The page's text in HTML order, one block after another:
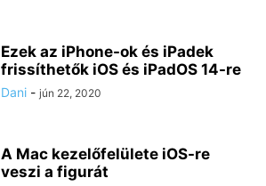
Ezek az iPhone-ok és iPadek
frissíthetők iOS és iPadOS 14-re
Dani - jún 22, 2020
A Mac kezelőfelülete iOS-re
veszi a figurát